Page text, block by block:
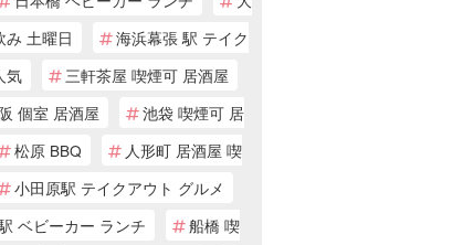
み 土曜日
海浜幕張 駅 テイク
気
三軒茶屋 喫煙可 居酒屋
個室 居酒屋
池袋 喫煙可 居
松原 BBQ
人形町 居酒屋 喫
小田原駅 テイクアウト グルメ
ベビーカー ランチ
船橋 喫